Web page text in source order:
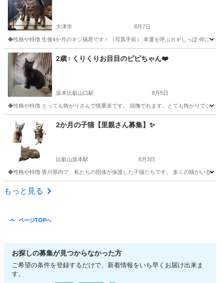
大津市 8月7日
◆性格や特徴 生後4か月のキジ猫君です♂ （写真手前） 幸運を呼ぶカギしっぽ 何にで
滋賀 大津市 猫 ワクチン
2歳♀くりくりお目目のピピちゃん❤️
坂本比叡山口駅 8月5日
◆性格や特徴 とっても怖がりさんで慎重派です。 頭撫でれます。とても怖がりでシャ
滋賀 大津市 坂本比叡山口駅 猫
2か月の子猫【里親さん募集】✨
比叡山坂本駅 8月3日
◆性格や特徴 香川県内で、私たちの団体が保護した子猫たちです。 多くの猫がいる
滋賀 大津市
もっと見る
ページTOPへ
お探しの募集が見つからなかった方
ご希望の条件を登録するだけで、新着情報をいち早くお届け出来ま
す。